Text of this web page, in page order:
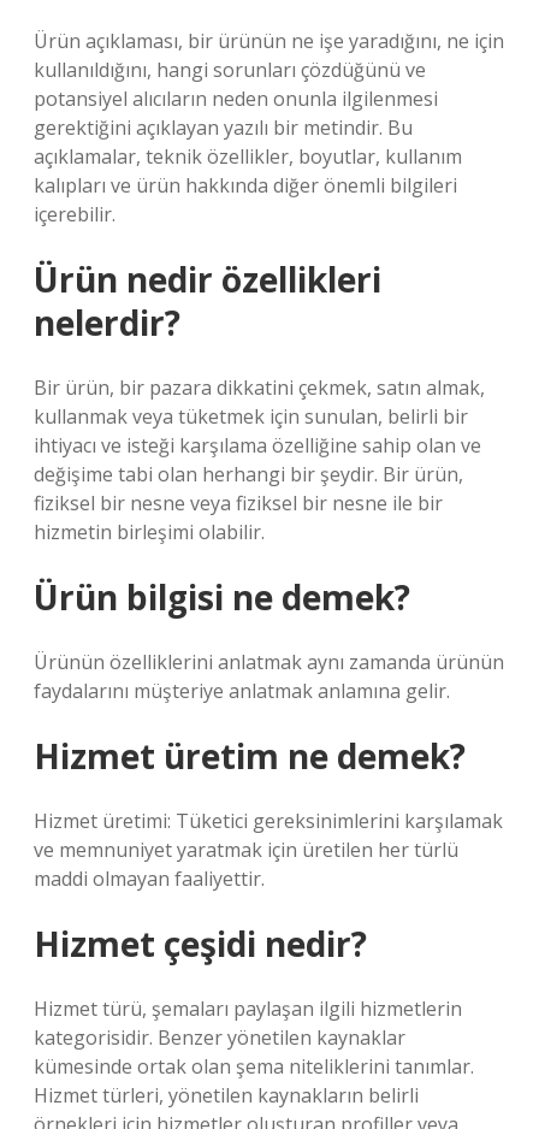
Ürün açıklaması, bir ürünün ne işe yaradığını, ne için
kullanıldığını, hangi sorunları çözdüğünü ve
potansiyel alıcıların neden onunla ilgilenmesi
gerektiğini açıklayan yazılı bir metindir. Bu
açıklamalar, teknik özellikler, boyutlar, kullanım
kalıpları ve ürün hakkında diğer önemli bilgileri
içerebilir.
Ürün nedir özellikleri
nelerdir?
Bir ürün, bir pazara dikkatini çekmek, satın almak,
kullanmak veya tüketmek için sunulan, belirli bir
ihtiyacı ve isteği karşılama özelliğine sahip olan ve
değişime tabi olan herhangi bir şeydir. Bir ürün,
fiziksel bir nesne veya fiziksel bir nesne ile bir
hizmetin birleşimi olabilir.
Ürün bilgisi ne demek?
Ürünün özelliklerini anlatmak aynı zamanda ürünün
faydalarını müşteriye anlatmak anlamına gelir.
Hizmet üretim ne demek?
Hizmet üretimi: Tüketici gereksinimlerini karşılamak
ve memnuniyet yaratmak için üretilen her türlü
maddi olmayan faaliyettir.
Hizmet çeşidi nedir?
Hizmet türü, şemaları paylaşan ilgili hizmetlerin
kategorisidir. Benzer yönetilen kaynaklar
kümesinde ortak olan şema niteliklerini tanımlar.
Hizmet türleri, yönetilen kaynakların belirli